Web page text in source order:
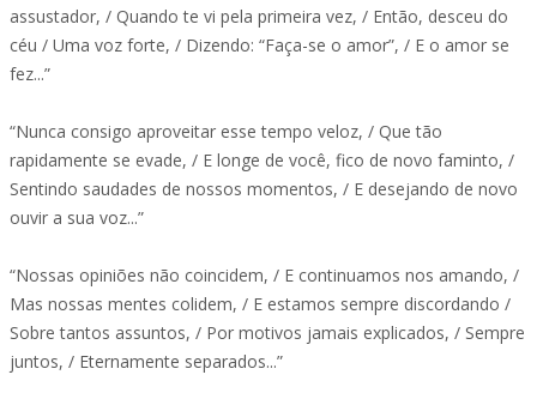
assustador, / Quando te vi pela primeira vez, / Então, desceu do
céu / Uma voz forte, / Dizendo: “Faça-se o amor”, / E o amor se
fez...”
“Nunca consigo aproveitar esse tempo veloz, / Que tão
rapidamente se evade, / E longe de você, fico de novo faminto, /
Sentindo saudades de nossos momentos, / E desejando de novo
ouvir a sua voz...”
“Nossas opiniões não coincidem, / E continuamos nos amando, /
Mas nossas mentes colidem, / E estamos sempre discordando /
Sobre tantos assuntos, / Por motivos jamais explicados, / Sempre
juntos, / Eternamente separados...”